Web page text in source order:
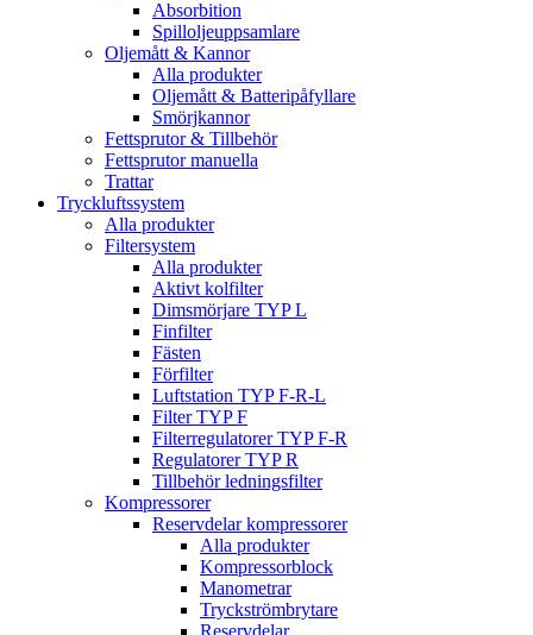
Absorbition
Spilloljeuppsamlare
Oljemått & Kannor
Alla produkter
Oljemått & Batteripåfyllare
Smörjkannor
Fettsprutor & Tillbehör
Fettsprutor manuella
Trattar
Tryckluftssystem
Alla produkter
Filtersystem
Alla produkter
Aktivt kolfilter
Dimsmörjare TYP L
Finfilter
Fästen
Förfilter
Luftstation TYP F-R-L
Filter TYP F
Filterregulatorer TYP F-R
Regulatorer TYP R
Tillbehör ledningsfilter
Kompressorer
Reservdelar kompressorer
Alla produkter
Kompressorblock
Manometrar
Tryckströmbrytare
Reservdelar